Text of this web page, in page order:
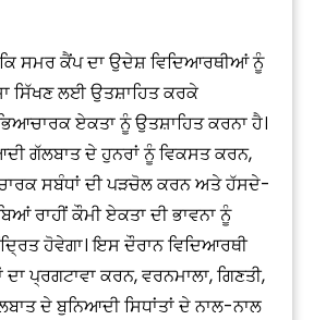
ਕਿ ਸਮਰ ਕੈਂਪ ਦਾ ਉਦੇਸ਼ ਵਿਦਿਆਰਥੀਆਂ ਨੂੰ
ਸਿੱਖਣ ਲਈ ਉਤਸ਼ਾਹਿਤ ਕਰਕੇ
ਏਕਤਾ ਨੂੰ ਉਤਸ਼ਾਹਿਤ ਕਰਨਾ ਹੈ।
ਗੱਲਬਾਤ ਦੇ ਹੁਨਰਾਂ ਨੂੰ ਵਿਕਸਤ ਕਰਨ,
ਸਬੰਧਾਂ ਦੀ ਪੜਚੋਲ ਕਰਨ ਅਤੇ ਹੱਸਦੇ-
ਰਾਹੀਂ ਕੌਮੀ ਏਕਤਾ ਦੀ ਭਾਵਨਾ ਨੂੰ
ਹੋਵੇਗਾ। ਇਸ ਦੌਰਾਨ ਵਿਦਿਆਰਥੀ
ਪ੍ਰਗਟਾਵਾ ਕਰਨ, ਵਰਨਮਾਲਾ, ਗਿਣਤੀ,
ਦੇ ਬੁਨਿਆਦੀ ਸਿਧਾਂਤਾਂ ਦੇ ਨਾਲ-ਨਾਲ